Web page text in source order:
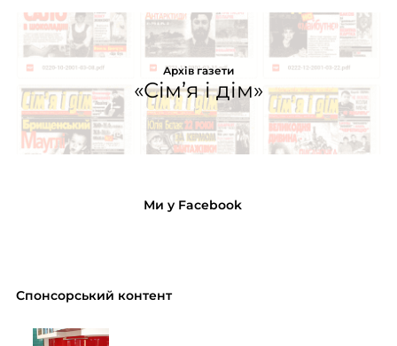
Архів газети
«Сім’я і дім»
Ми у Facebook
Спонсорський контент